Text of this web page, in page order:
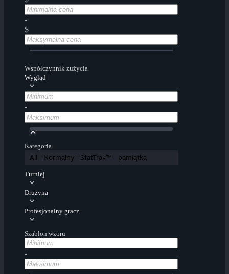
-
$
Współczynnik zużycia
Wygląd
-
Kategoria
All Normalny StatTrak™ pamiątka
Turniej
Drużyna
Profesjonalny gracz
Szablon wzoru
-